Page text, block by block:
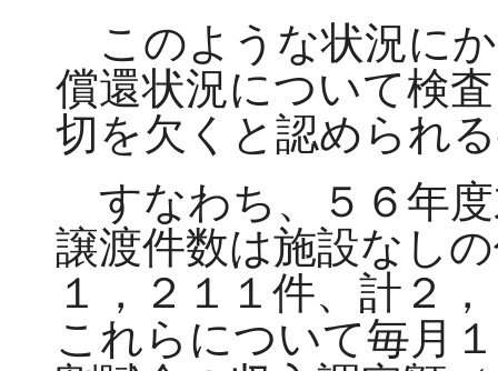
このような状況に
償還状況について検
切を欠くと認められ
すなわち、５６年
譲渡件数は施設なし
１，２１１件、計２
これらについて毎月